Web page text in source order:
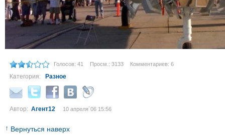
Голосов: 41 Просм.: 3133 Комментариев: 6
Категория: Разное
Автор: Агент12 10 апреля´06 15:56
↑ Вернуться наверх